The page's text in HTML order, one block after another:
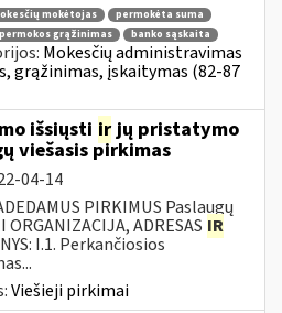
mokėtojas
permokėta suma
grąžinimas banko sąskaita
Mokesčių administravimas
grąžinimas, įskaitymas (82-87
išsiųsti irjų pristatymo
viešasis pirkimas
04-14
PIRKIMUS Paslaugų
ADRESAS IR
I.1. Perkančiosios
Viešieji pirkimai